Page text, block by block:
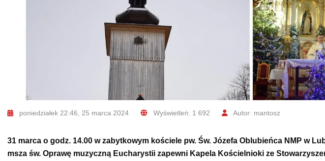
poniedziałek 22:46, 25 marca 2024 Wyświetleń: 1 692 Autor: mantosz
31 marca o godz. 14.00 w zabytkowym kościele pw. Św. Józefa Oblubieńca NMP w
msza św. Oprawę muzyczną Eucharystii zapewni Kapela Kościelnioki ze